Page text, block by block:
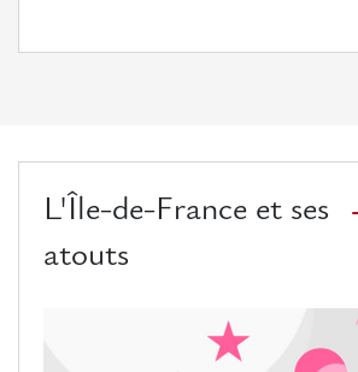
L'Île-de-France et ses
atouts